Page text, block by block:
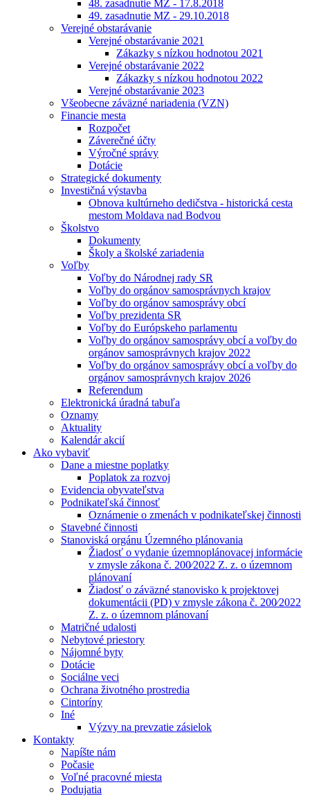
48. zasadnutie MZ - 17.8.2018
49. zasadnutie MZ - 29.10.2018
Verejné obstarávanie
Verejné obstarávanie 2021
Zákazky s nízkou hodnotou 2021
Verejné obstarávanie 2022
Zákazky s nízkou hodnotou 2022
Verejné obstarávanie 2023
Všeobecne záväzné nariadenia (VZN)
Financie mesta
Rozpočet
Záverečné účty
Výročné správy
Dotácie
Strategické dokumenty
Investičná výstavba
Obnova kultúrneho dedičstva - historická cesta
mestom Moldava nad Bodvou
Školstvo
Dokumenty
Školy a školské zariadenia
Voľby
Voľby do Národnej rady SR
Voľby do orgánov samosprávnych krajov
Voľby do orgánov samosprávy obcí
Voľby prezidenta SR
Voľby do Európskeho parlamentu
Voľby do orgánov samosprávy obcí a voľby do
orgánov samosprávnych krajov 2022
Voľby do orgánov samosprávy obcí a voľby do
orgánov samosprávnych krajov 2026
Referendum
Elektronická úradná tabuľa
Oznamy
Aktuality
Kalendár akcií
Ako vybaviť
Dane a miestne poplatky
Poplatok za rozvoj
Evidencia obyvateľstva
Podnikateľská činnosť
Oznámenie o zmenách v podnikateľskej činnosti
Stavebné činnosti
Stanoviská orgánu Územného plánovania
Žiadosť o vydanie územnoplánovacej informácie
v zmysle zákona č. 200⁄2022 Z. z. o územnom
plánovaní
Žiadosť o záväzné stanovisko k projektovej
dokumentácii (PD) v zmysle zákona č. 200⁄2022
Z. z. o územnom plánovaní
Matričné udalosti
Nebytové priestory
Nájomné byty
Dotácie
Sociálne veci
Ochrana životného prostredia
Cintoríny
Iné
Výzvy na prevzatie zásielok
Kontakty
Napíšte nám
Počasie
Voľné pracovné miesta
Podujatia